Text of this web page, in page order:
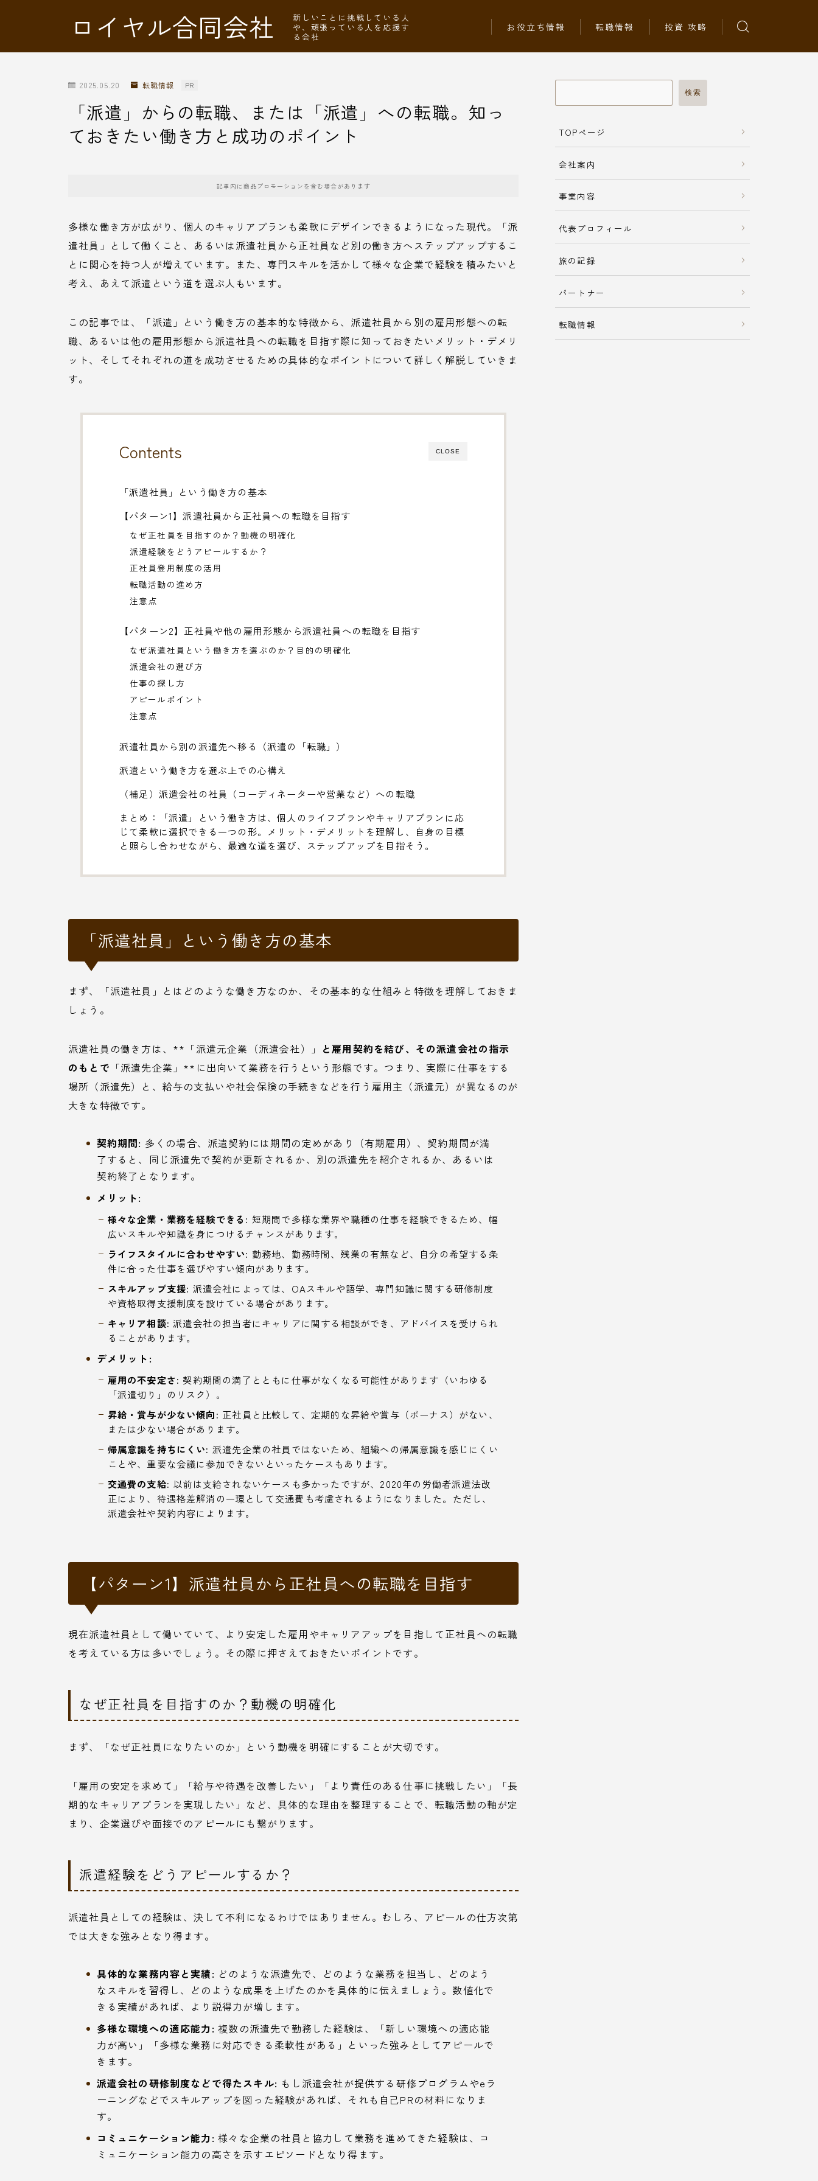
ロイヤル合同会社
新しいことに挑戦している人
や、頑張っている人を応援す
る会社
お役立ち情報 転職情報 投資 攻略
2025.05.20 転職情報 PR
「派遣」からの転職、または「派遣」への転職。知っ
ておきたい働き方と成功のポイント
記事内に商品プロモーションを含む場合があります
多様な働き方が広がり、個人のキャリアプランも柔軟にデザインできるようになった現代。「派
遣社員」として働くこと、あるいは派遣社員から正社員など別の働き方へステップアップするこ
とに関心を持つ人が増えています。また、専門スキルを活かして様々な企業で経験を積みたいと
考え、あえて派遣という道を選ぶ人もいます。
この記事では、「派遣」という働き方の基本的な特徴から、派遣社員から別の雇用形態への転
職、あるいは他の雇用形態から派遣社員への転職を目指す際に知っておきたいメリット・デメリ
ット、そしてそれぞれの道を成功させるための具体的なポイントについて詳しく解説していきま
す。
CLOSE
Contents
「派遣社員」という働き方の基本
【パターン1】派遣社員から正社員への転職を目指す
なぜ正社員を目指すのか？動機の明確化
派遣経験をどうアピールするか？
正社員登用制度の活用
転職活動の進め方
注意点
【パターン2】正社員や他の雇用形態から派遣社員への転職を目指す
なぜ派遣社員という働き方を選ぶのか？目的の明確化
派遣会社の選び方
仕事の探し方
アピールポイント
注意点
派遣社員から別の派遣先へ移る（派遣の「転職」）
派遣という働き方を選ぶ上での心構え
（補足）派遣会社の社員（コーディネーターや営業など）への転職
まとめ：「派遣」という働き方は、個人のライフプランやキャリアプランに応
じて柔軟に選択できる一つの形。メリット・デメリットを理解し、自身の目標
と照らし合わせながら、最適な道を選び、ステップアップを目指そう。
「派遣社員」という働き方の基本
まず、「派遣社員」とはどのような働き方なのか、その基本的な仕組みと特徴を理解しておきま
しょう。
派遣社員の働き方は、**「派遣元企業（派遣会社）」 と雇用契約を結び、その派遣会社の指示
のもとで 「派遣先企業」**に出向いて業務を行うという形態です。つまり、実際に仕事をする
場所（派遣先）と、給与の支払いや社会保険の手続きなどを行う雇用主（派遣元）が異なるのが
大きな特徴です。
契約期間: 多くの場合、派遣契約には期間の定めがあり（有期雇用）、契約期間が満
了すると、同じ派遣先で契約が更新されるか、別の派遣先を紹介されるか、あるいは
契約終了となります。
メリット:
様々な企業・業務を経験できる: 短期間で多様な業界や職種の仕事を経験できるため、幅
広いスキルや知識を身につけるチャンスがあります。
ライフスタイルに合わせやすい: 勤務地、勤務時間、残業の有無など、自分の希望する条
件に合った仕事を選びやすい傾向があります。
スキルアップ支援: 派遣会社によっては、OAスキルや語学、専門知識に関する研修制度
や資格取得支援制度を設けている場合があります。
キャリア相談: 派遣会社の担当者にキャリアに関する相談ができ、アドバイスを受けられ
ることがあります。
デメリット:
雇用の不安定さ: 契約期間の満了とともに仕事がなくなる可能性があります（いわゆる
「派遣切り」のリスク）。
昇給・賞与が少ない傾向: 正社員と比較して、定期的な昇給や賞与（ボーナス）がない、
または少ない場合があります。
帰属意識を持ちにくい: 派遣先企業の社員ではないため、組織への帰属意識を感じにくい
ことや、重要な会議に参加できないといったケースもあります。
交通費の支給: 以前は支給されないケースも多かったですが、2020年の労働者派遣法改
正により、待遇格差解消の一環として交通費も考慮されるようになりました。ただし、
派遣会社や契約内容によります。
【パターン1】派遣社員から正社員への転職を目指す
現在派遣社員として働いていて、より安定した雇用やキャリアアップを目指して正社員への転職
を考えている方は多いでしょう。その際に押さえておきたいポイントです。
なぜ正社員を目指すのか？動機の明確化
まず、「なぜ正社員になりたいのか」という動機を明確にすることが大切です。
「雇用の安定を求めて」「給与や待遇を改善したい」「より責任のある仕事に挑戦したい」「長
期的なキャリアプランを実現したい」など、具体的な理由を整理することで、転職活動の軸が定
まり、企業選びや面接でのアピールにも繋がります。
派遣経験をどうアピールするか？
派遣社員としての経験は、決して不利になるわけではありません。むしろ、アピールの仕方次第
では大きな強みとなり得ます。
具体的な業務内容と実績: どのような派遣先で、どのような業務を担当し、どのよう
なスキルを習得し、どのような成果を上げたのかを具体的に伝えましょう。数値化で
きる実績があれば、より説得力が増します。
多様な環境への適応能力: 複数の派遣先で勤務した経験は、「新しい環境への適応能
力が高い」「多様な業務に対応できる柔軟性がある」といった強みとしてアピールで
きます。
派遣会社の研修制度などで得たスキル: もし派遣会社が提供する研修プログラムやeラ
ーニングなどでスキルアップを図った経験があれば、それも自己PRの材料になりま
す。
コミュニケーション能力: 様々な企業の社員と協力して業務を進めてきた経験は、コ
ミュニケーション能力の高さを示すエピソードとなり得ます。
検索
TOPページ
会社案内
事業内容
代表プロフィール
旅の記録
パートナー
転職情報